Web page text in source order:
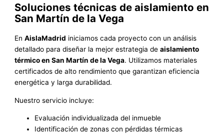
Soluciones técnicas de aislamiento en
San Martín de la Vega
EnAislaMadrid iniciamos cada proyecto con un análisis
detallado para diseñar la mejor estrategia deaislamiento
térmico en San Martín de la Vega. Utilizamos materiales
certificados de alto rendimiento que garantizan eficiencia
energética y larga durabilidad.
Nuestro servicio incluye:
Evaluación individualizada del inmueble
Identificación de zonas con pérdidas térmicas